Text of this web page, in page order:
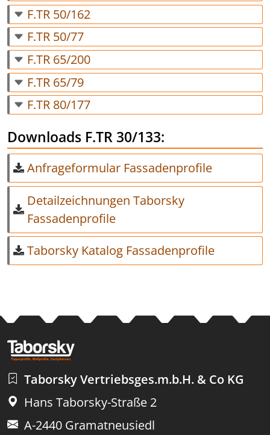
F.TR 50/162
F.TR 50/77
F.TR 65/200
F.TR 65/79
F.TR 80/177
Downloads F.TR 30/133:
Anfrageformular Fassadenprofile
Detailzeichnungen Taborsky
Fassadenprofile
Taborsky Katalog Fassadenprofile
Taborsky Vertriebsges.m.b.H. & Co KG
Hans Taborsky-Straße 2
A-2440 Gramatneusiedl